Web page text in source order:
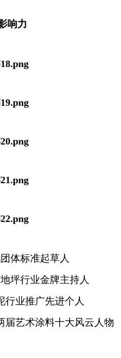
响力
标准起草人
行业金牌主持人
业推广先进个人
艺术涂料十大风云人物